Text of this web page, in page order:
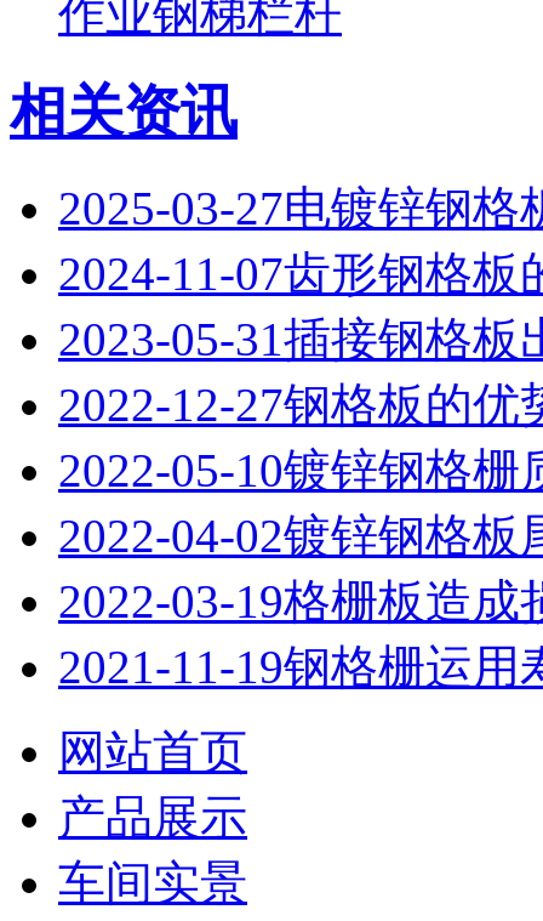
作业钢梯栏杆
相关资讯
2025-03-27电镀锌钢格
2024-11-07齿形钢格板
2023-05-31插接钢格板
2022-12-27钢格板的优
2022-05-10镀锌钢格栅
2022-04-02镀锌钢格板
2022-03-19格栅板造成
2021-11-19钢格栅运用
网站首页
产品展示
车间实景